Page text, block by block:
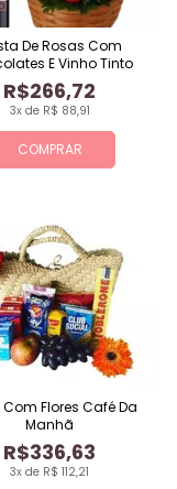
COMPRAR
3x de R$ 88,91
R$266,72
De Rosas Com
E Vinho Tinto
3x de R$ 112,21
R$336,63
Flores Café Da
Manhã